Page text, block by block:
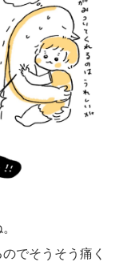
でそうそう痛く